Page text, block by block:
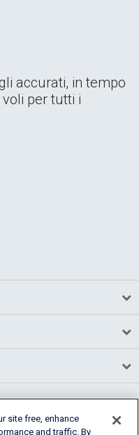
accurati, in tempo
per tutti i
site free, enhance
and traffic. By